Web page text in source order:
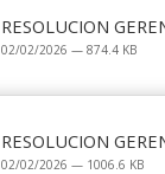
RESOLUCION
02/02/2026 — 874.4 KB
RESOLUCION
02/02/2026 — 1006.6 KB